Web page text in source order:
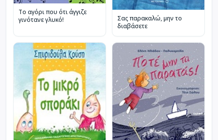
Το αγόρι που ότι άγγιζε
γινότανε γλυκό!
Σας παρακαλώ, μην το
διαβάσετε